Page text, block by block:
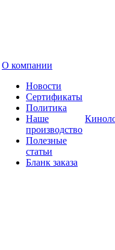
О компании
Новости
Сертификаты
Политика
Наше
производство
Полезные
статьи
Бланк заказа